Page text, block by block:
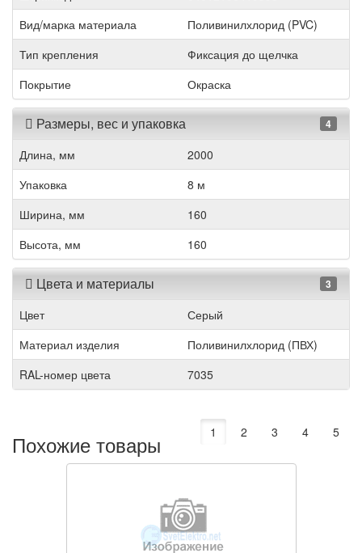
Вид/марка материала
Поливинилхлорид (PVC)
Тип крепления
Фиксация до щелчка
Покрытие
Окраска
Размеры, вес и упаковка 4
Длина, мм
2000
Упаковка
8 м
Ширина, мм
160
Высота, мм
160
Цвета и материалы 3
Цвет
Серый
Материал изделия
Поливинилхлорид (ПВХ)
RAL-номер цвета
7035
Похожие товары 1 2 3 4 5